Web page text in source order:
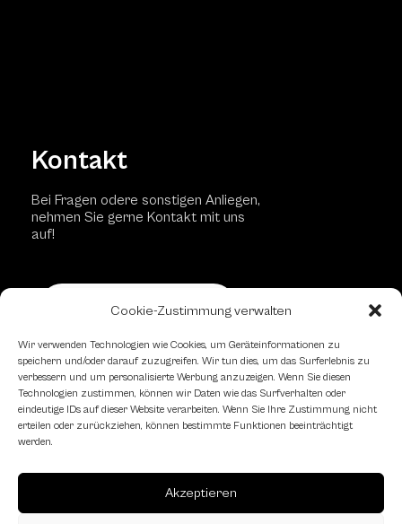
Cookie-Zustimmung verwalten
Wir verwenden Technologien wie Cookies, um Geräteinformationen zu
speichern und/oder darauf zuzugreifen. Wir tun dies, um das Surferlebnis zu
verbessern und um personalisierte Werbung anzuzeigen. Wenn Sie diesen
Technologien zustimmen, können wir Daten wie das Surfverhalten oder
eindeutige IDs auf dieser Website verarbeiten. Wenn Sie Ihre Zustimmung nicht
erteilen oder zurückziehen, können bestimmte Funktionen beeinträchtigt
werden.
Akzeptieren
Kontakt
Bei Fragen odere sonstigen Anliegen,
nehmen Sie gerne Kontakt mit uns
auf!
Kontaktformular
Schachfreundliche Lokale